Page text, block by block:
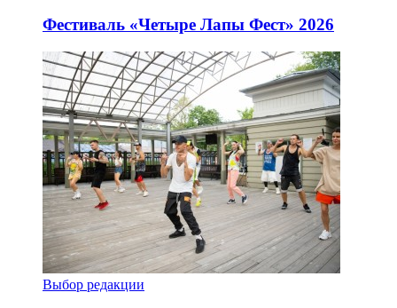
Фестиваль «Четыре Лапы Фест» 2026
Выбор редакции